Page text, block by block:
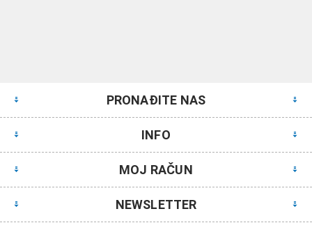
PRONAĐITE NAS
INFO
MOJ RAČUN
NEWSLETTER